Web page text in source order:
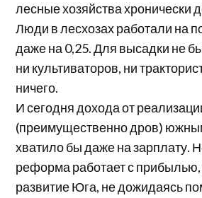
лесные хозяйства хронически
Люди в лесхозах работали на
даже на 0,25. Для высадки не
ни культиваторов, ни
ничего.
И сегодня дохода от
(преимущественно дров)
хватило бы даже на зарплату.
реформа работает с прибылью,
развитие Юга, не дожидаясь